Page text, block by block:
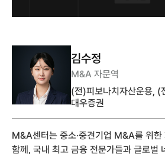
김수정
M&A 자문역
(전)피보나치자산운용, (
대우증권
M&A센터는 중소·중견기업 M&A를 위한
함께, 국내 최고 금융 전문가들과 글로벌